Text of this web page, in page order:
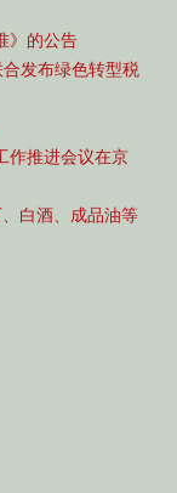
》的公告
发布绿色转型税
作推进会议在京
白酒、成品油等